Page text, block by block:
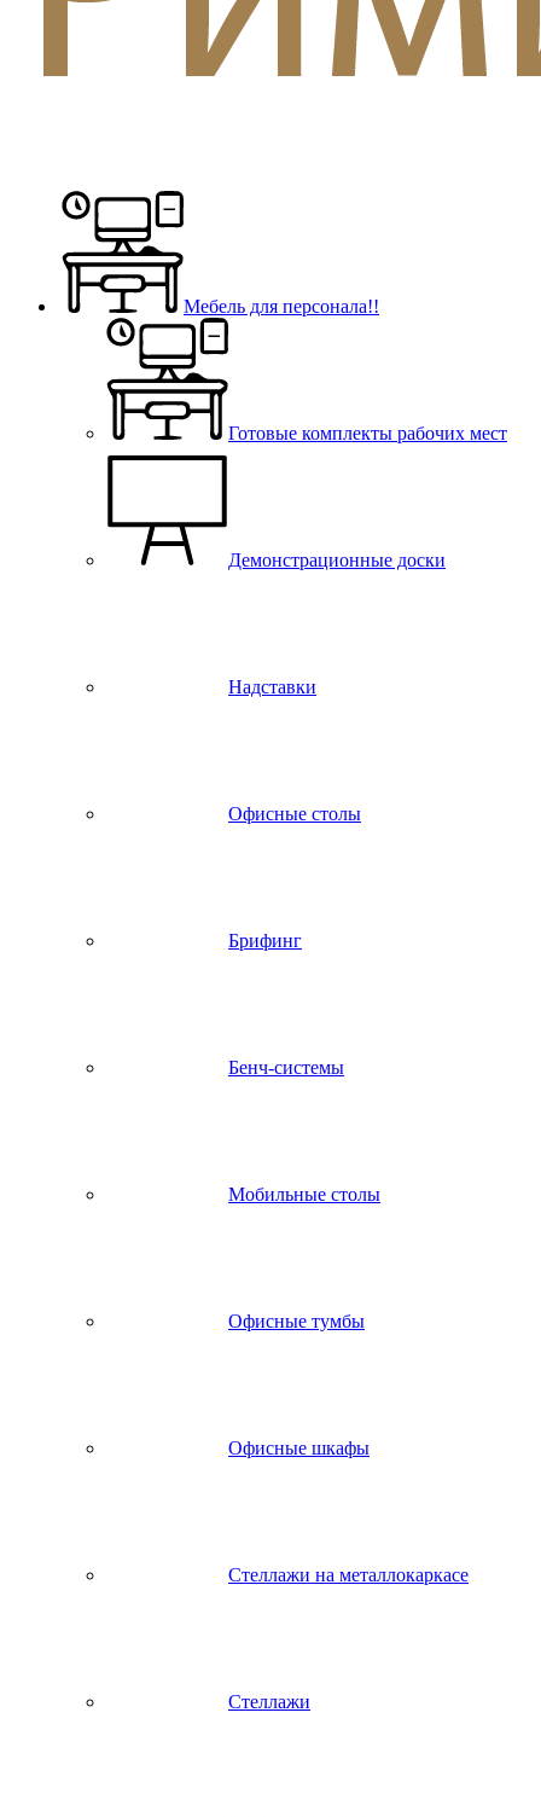
Мебель для персонала!!
Готовые комплекты рабочих мест
Демонстрационные доски
Надставки
Офисные столы
Брифинг
Бенч-системы
Мобильные столы
Офисные тумбы
Офисные шкафы
Стеллажи на металлокаркасе
Стеллажи